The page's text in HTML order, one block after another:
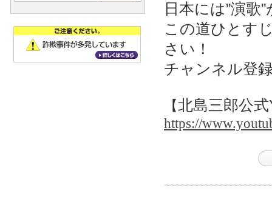
日本には”演歌
この道ひとす
さい！
チャンネル登
【北島三郎公
https://